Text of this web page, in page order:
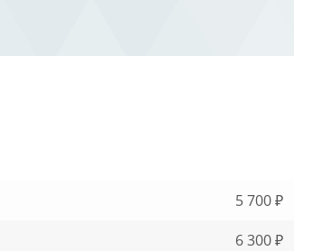
5 700 ₽
6 300 ₽